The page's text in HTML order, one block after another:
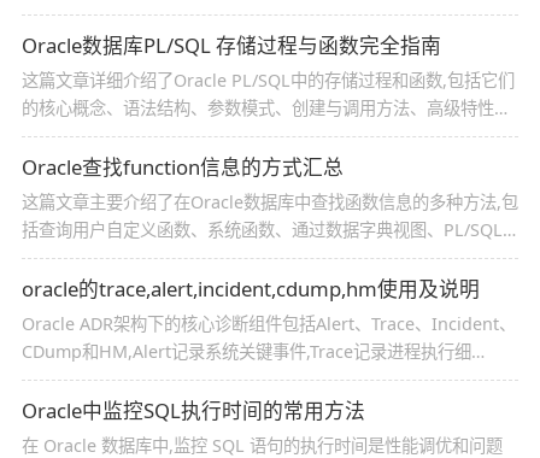
件,需要的朋友可以参考下
Oracle数据库PL/SQL 存储过程与函数完全指南
这篇文章详细介绍了Oracle PL/SQL中的存储过程和函数,包括它们
的核心概念、语法结构、参数模式、创建与调用方法、高级特性、
包的使用、性能优化技巧、调试与监控、最佳实践与规范,以及存储
过程和函数的终极对比,感兴趣的朋友跟随小编一起看看吧
Oracle查找function信息的方式汇总
这篇文章主要介绍了在Oracle数据库中查找函数信息的多种方法,包
括查询用户自定义函数、系统函数、通过数据字典视图、PL/SQL
开发工具SQLDeveloper以及高级查询示例等,同时强调了权限要
求、大小写敏感性以及函数的同义词和依赖关系,需要的朋友可以参
考下
oracle的trace,alert,incident,cdump,hm使用及说明
Oracle ADR架构下的核心诊断组件包括Alert、Trace、Incident、
CDump和HM,Alert记录系统关键事件,Trace记录进程执行细
节,Incident是严重错误的诊断包,CDump是进程崩溃的内存镜
像,HM进行健康检查,日常运维应重点关注Alert、Trace、Incident
和HM
Oracle中监控SQL执行时间的常用方法
在 Oracle 数据库中,监控 SQL 语句的执行时间是性能调优和问题